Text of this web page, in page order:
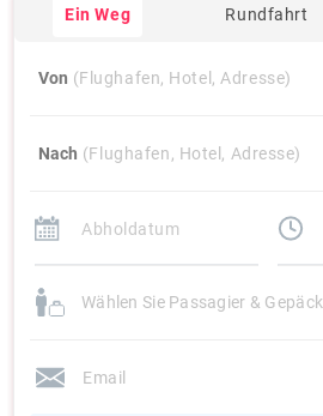
Ein Weg Rundfahrt
Von (Flughafen, Hotel, Adresse)
Nach (Flughafen, Hotel, Adresse)
Wählen Sie Passagier & Gepäck